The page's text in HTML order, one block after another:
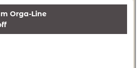
Orga-Line